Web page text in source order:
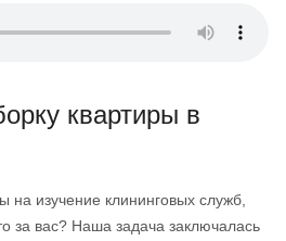
квартиры в
на изучение клининговых служб,
за вас? Наша задача заключалась